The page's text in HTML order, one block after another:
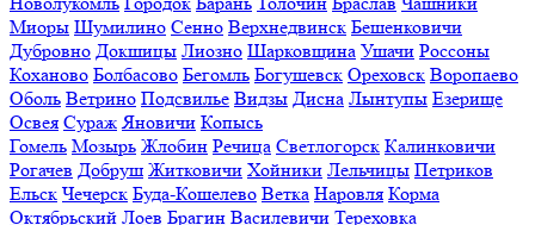
Миоры Шумилино Сенно Верхнедвинск Бешенковичи
Дубровно Докшицы Лиозно Шарковщина Ушачи Россоны
Коханово Болбасово Бегомль Богушевск Ореховск Воропаево
Оболь Ветрино Подсвилье Видзы Дисна Лынтупы Езерище
Освея Сураж Яновичи Копысь
Гомель Мозырь Жлобин Речица Светлогорск Калинковичи
Рогачев Добруш Житковичи Хойники Лельчицы Петриков
Ельск Чечерск Буда-Кошелево Ветка Наровля Корма
Октябрьский Лоев Брагин Василевичи Тереховка